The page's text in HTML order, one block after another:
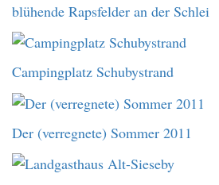
blühende Rapsfelder an der Schlei
Campingplatz Schubystrand
Der (verregnete) Sommer 2011